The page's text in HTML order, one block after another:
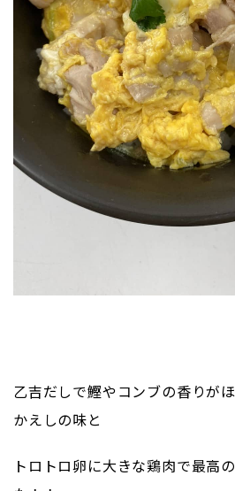
乙吉だしで鰹やコンブの香りが
かえしの味と
トロトロ卵に大きな鶏肉で最高